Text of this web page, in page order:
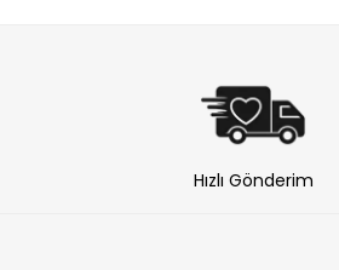
Hızlı Gönderim